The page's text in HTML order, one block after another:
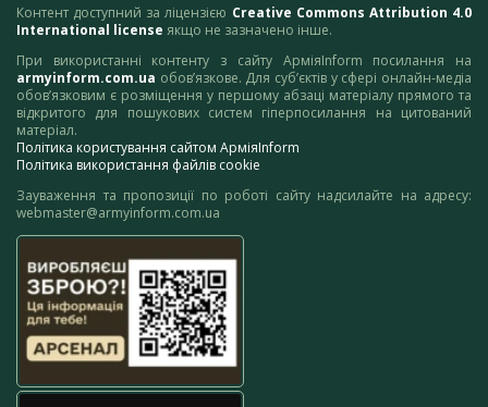
Контент доступний за ліцензією Creative Commons Attribution 4.0
International license якщо не зазначено інше.
При використанні контенту з сайту АрміяInform посилання на
armyinform.com.ua обов’язкове. Для суб’єктів у сфері онлайн-медіа
обов’язковим є розміщення у першому абзаці матеріалу прямого та
відкритого для пошукових систем гіперпосилання на цитований
матеріал.
Політика користування сайтом АрміяInform
Політика використання файлів cookie
Зауваження та пропозиції по роботі сайту надсилайте на адресу:
webmaster@armyinform.com.ua